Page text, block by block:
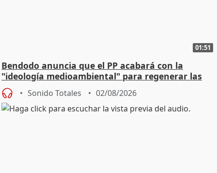
01:51
Bendodo anuncia que el PP acabará con la
"ideología medioambiental" para regenerar las
playas
Sonido Totales 02/08/2026